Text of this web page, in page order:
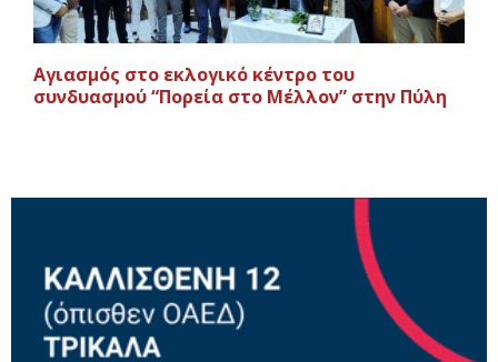
Αγιασμός στο εκλογικό κέντρο του
συνδυασμού “Πορεία στο Μέλλον” στην Πύλη